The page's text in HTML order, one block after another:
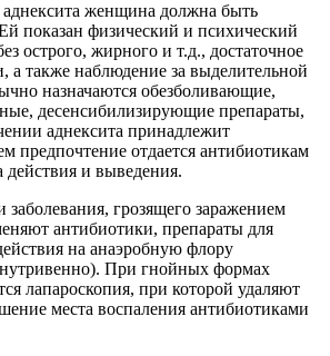
аднексита женщина должна быть
показан физический и психический
острого, жирного и т.д., достаточное
а также наблюдение за выделительной
назначаются обезболивающие,
десенсибилизирующие препараты,
аднексита принадлежит
предпочтение отдается антибиотикам
действия и выведения.
грозящего заражением
антибиотики, препараты для
на анаэробную флору
При гнойных формах
лапароскопия, при которой удаляют
места воспаления антибиотиками